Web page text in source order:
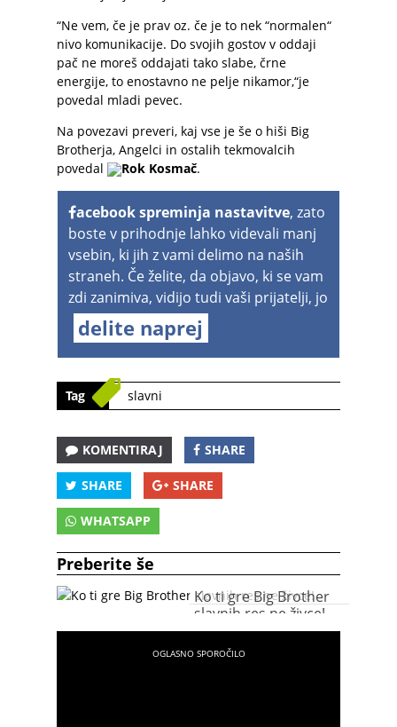
“Ne vem, če je prav oz. če je to nek “normalen“
nivo komunikacije. Do svojih gostov v oddaji
pač ne moreš oddajati tako slabe, črne
energije, to enostavno ne pelje nikamor,“je
povedal mladi pevec.
Na povezavi preveri, kaj vse je še o hiši Big
Brotherja, Angelci in ostalih tekmovalcih
povedal
Rok Kosmač.
acebook spreminja nastavitve, zato
boste v prihodnje lahko videvali manj
vsebin, ki jih z vami delimo na naših
straneh. Če želite, da objavo, ki se vam
zdi zanimiva, vidijo tudi vaši prijatelji, jo
delite naprej
Tag slavni
KOMENTIRAJ SHARE
SHARE SHARE
WHATSAPP
Preberite še
Ko ti gre Big Brother
slavnih res ne živce!